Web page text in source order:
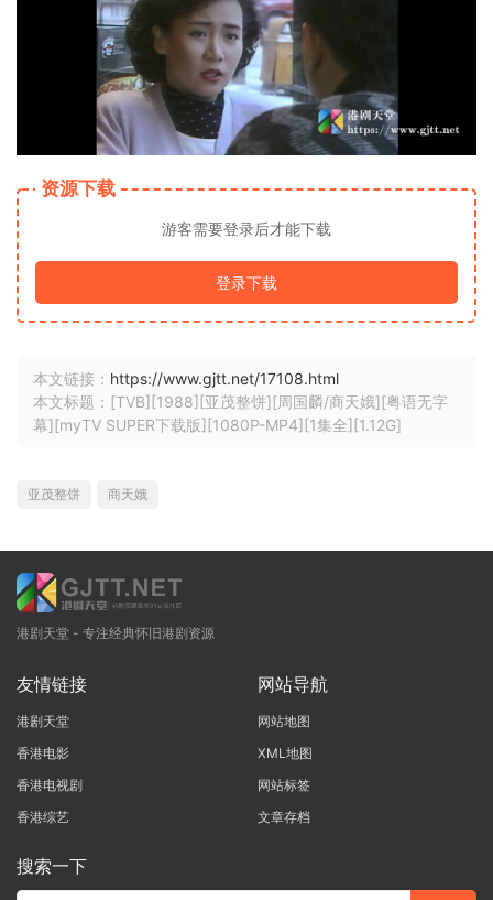
资源下载
游客需要登录后才能下载
登录下载
本文链接： https://www.gjtt.net/17108.html
本文标题：[TVB][1988][亚茂整饼][周国麟/商天娥][粤语无字
幕][myTV SUPER下载版][1080P-MP4][1集全][1.12G]
亚茂整饼 商天娥
港剧天堂 - 专注经典怀旧港剧资源
友情链接
港剧天堂
香港电影
香港电视剧
香港综艺
网站导航
网站地图
XML地图
网站标签
文章存档
搜索一下